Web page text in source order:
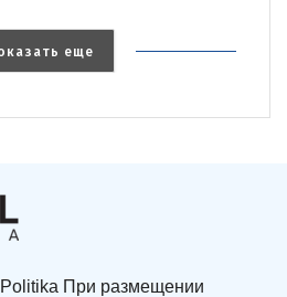
еще
При размещении